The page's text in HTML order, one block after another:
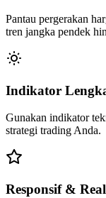
Pantau pergerakan
tren jangka pendek
Indikator
Gunakan indikator
strategi trading Anda.
Responsif &